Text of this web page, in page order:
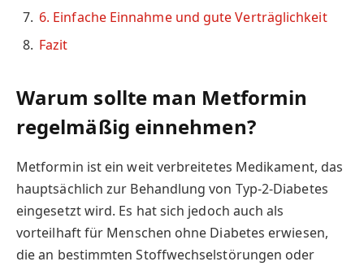
6. Einfache Einnahme und gute Verträglichkeit
Fazit
Warum sollte man Metformin
regelmäßig einnehmen?
Metformin ist ein weit verbreitetes Medikament, das
hauptsächlich zur Behandlung von Typ-2-Diabetes
eingesetzt wird. Es hat sich jedoch auch als
vorteilhaft für Menschen ohne Diabetes erwiesen,
die an bestimmten Stoffwechselstörungen oder